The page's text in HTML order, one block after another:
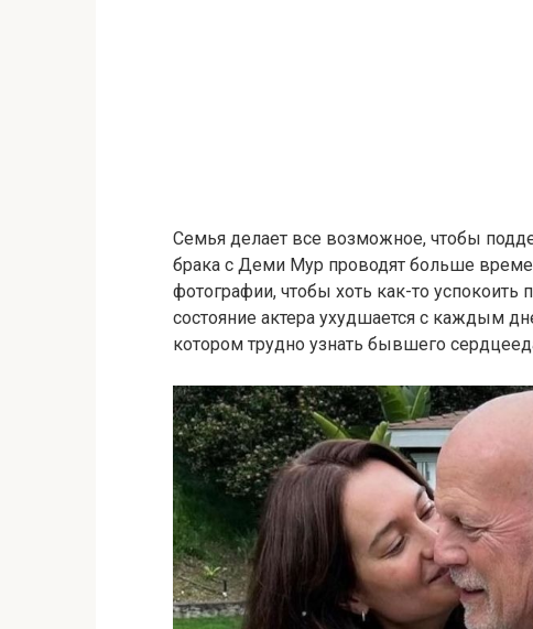
Семья делает все возможное, чтобы
брака с Деми Мур проводят больше
фотографии, чтобы хоть как-то успокоить
состояние актера ухудшается с каждым
котором трудно узнать бывшего